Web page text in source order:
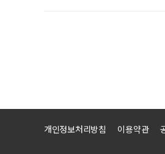
개인정보처리방침 이용약관